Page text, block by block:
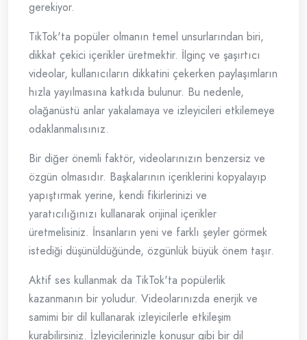
gerekiyor.
TikTok'ta popüler olmanın temel unsurlarından biri,
dikkat çekici içerikler üretmektir. İlginç ve şaşırtıcı
videolar, kullanıcıların dikkatini çekerken paylaşımların
hızla yayılmasına katkıda bulunur. Bu nedenle,
olağanüstü anlar yakalamaya ve izleyicileri etkilemeye
odaklanmalısınız.
Bir diğer önemli faktör, videolarınızın benzersiz ve
özgün olmasıdır. Başkalarının içeriklerini kopyalayıp
yapıştırmak yerine, kendi fikirlerinizi ve
yaratıcılığınızı kullanarak orijinal içerikler
üretmelisiniz. İnsanların yeni ve farklı şeyler görmek
istediği düşünüldüğünde, özgünlük büyük önem taşır.
Aktif ses kullanmak da TikTok'ta popülerlik
kazanmanın bir yoludur. Videolarınızda enerjik ve
samimi bir dil kullanarak izleyicilerle etkileşim
kurabilirsiniz. İzleyicilerinizle konuşur gibi bir dil